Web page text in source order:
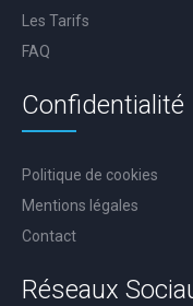
Les Tarifs
FAQ
Confidentialité
Politique de cookies
Mentions légales
Contact
Réseaux